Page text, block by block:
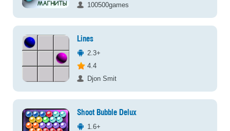
100500games
Lines
2.3+
4.4
Djon Smit
Shoot Bubble Delux
1.6+